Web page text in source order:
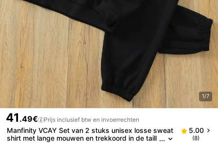
1/7
41 .49€ Prijs inclusief btw en invoerrechten
Manfinity VCAY Set van 2 stuks unisex losse sweat
shirt met lange mouwen en trekkoord in de taill
5.00
(8)